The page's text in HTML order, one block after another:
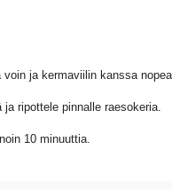
ja kermaviilin kanssa
ripottele pinnalle raesokeria.
10 minuuttia.